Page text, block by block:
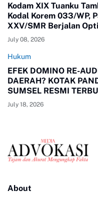
Kodam XIX Tuanku
Kodal Korem 033/WP,
XXV/SMR Berjalan
July 08, 2026
Hukum
EFEK DOMINO RE-
DAERAH? KOTAK
SUMSEL RESMI
July 18, 2026
About